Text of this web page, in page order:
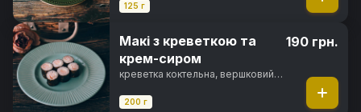
125 г
Макі з креветкою та
крем-сиром
креветка коктельна, вершковий
200 г
190 грн.